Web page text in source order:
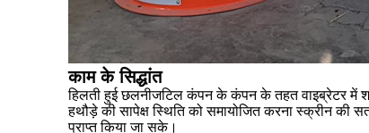
काम के सिद्धांत
हिलती हुई छलनीजटिल कंपन के कंपन के तहत वाइब्रेटर में
हथौड़े की सापेक्ष स्थिति को समायोजित करना स्क्रीन की
प्राप्त किया जा सके।